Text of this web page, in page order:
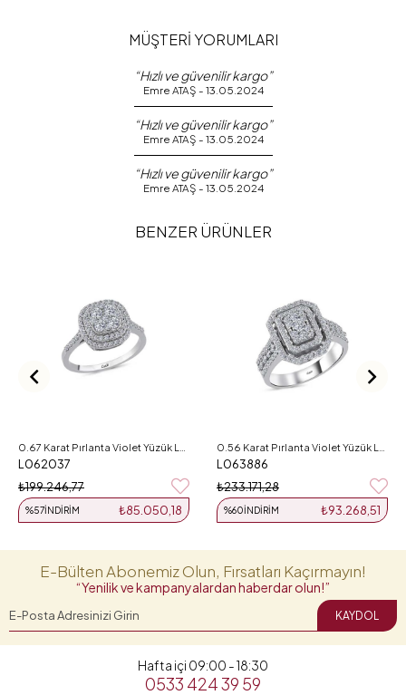
MÜŞTERİ YORUMLARI
“Hızlı ve güvenilir kargo”
Emre ATAŞ - 13.05.2024
“Hızlı ve güvenilir kargo”
Emre ATAŞ - 13.05.2024
“Hızlı ve güvenilir kargo”
Emre ATAŞ - 13.05.2024
BENZER ÜRÜNLER
L062037
₺85.050,18
%57İNDIRIM
₺199.246,77
L063886
₺93.268,51
%60İNDIRIM
₺233.171,28
E-Bülten Abonemiz Olun, Fırsatları Kaçırmayın!
“Yenilik ve kampanyalardan haberdar olun!”
KAYDOL
Hafta içi 09:00 - 18:30
0533 424 39 59